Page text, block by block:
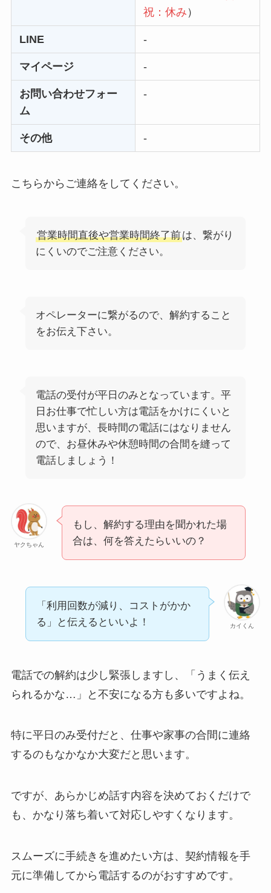
る方法ある？
め！電話が繋がらな
い時の裏ワザ
解約できない？バロ
する方法を完全攻略
祝：休み ）
LINE -
マイページ -
お問い合わせフォー
ム
-
その他 -
こちらからご連絡をしてください。
営業時間直後や営業時間終了前は、繋がり
にくいのでご注意ください。
オペレーターに繋がるので、解約すること
をお伝え下さい。
電話の受付が平日のみとなっています。平
日お仕事で忙しい方は電話をかけにくいと
思いますが、長時間の電話にはなりません
ので、お昼休みや休憩時間の合間を縫って
電話しましょう！
ヤクちゃん
もし、解約する理由を聞かれた場
合は、何を答えたらいいの？
カイくん
「利用回数が減り、コストがかか
る」と伝えるといいよ！
電話での解約は少し緊張しますし、「うまく伝え
られるかな…」と不安になる方も多いですよね。
特に平日のみ受付だと、仕事や家事の合間に連絡
するのもなかなか大変だと思います。
ですが、あらかじめ話す内容を決めておくだけで
も、かなり落ち着いて対応しやすくなります。
スムーズに手続きを進めたい方は、契約情報を手
元に準備してから電話するのがおすすめです。